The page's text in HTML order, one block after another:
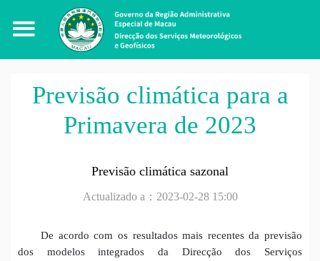
Previsão climática para a
Primavera de 2023
Previsão climática sazonal
Actualizado a：2023-02-28 15:00
De acordo com os resultadosmais recentes da previsão
dos modelos integrados da Direcção dos Serviços